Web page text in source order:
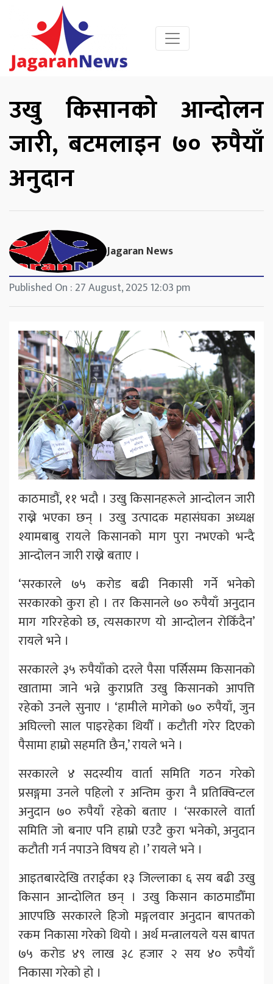
उखु किसानको आन्दोलन
जारी, बटमलाइन ७० रुपैयाँ
अनुदान
Jagaran News
Published On : 27 August, 2025 12:03 pm
काठमाडौं, ११ भदौ । उखु किसानहरूले आन्दोलन जारी
राख्ने भएका छन् । उखु उत्पादक महासंघका अध्यक्ष
श्यामबाबु रायले किसानको माग पुरा नभएको भन्दै
आन्दोलन जारी राख्ने बताए ।
‘सरकारले ७५ करोड बढी निकासी गर्ने भनेको
सरकारको कुरा हो । तर किसानले ७० रुपैयाँ अनुदान
माग गरिरहेको छ, त्यसकारण यो आन्दोलन रोकिँदैन’
रायले भने ।
सरकारले ३५ रुपैयाँको दरले पैसा पर्सिसम्म किसानको
खातामा जाने भन्ने कुराप्रति उखु किसानको आपत्ति
रहेको उनले सुनाए । ‘हामीले मागेको ७० रुपैयाँ, जुन
अघिल्लो साल पाइरहेका थियौँ । कटौती गरेर दिएको
पैसामा हाम्रो सहमति छैन,’ रायले भने ।
सरकारले ४ सदस्यीय वार्ता समिति गठन गरेको
प्रसङ्गमा उनले पहिलो र अन्तिम कुरा नै प्रतिक्विन्टल
अनुदान ७० रुपैयाँ रहेको बताए । ‘सरकारले वार्ता
समिति जो बनाए पनि हाम्रो एउटै कुरा भनेको, अनुदान
कटौती गर्न नपाउने विषय हो ।’ रायले भने ।
आइतबारदेखि तराईका १३ जिल्लाका ६ सय बढी उखु
किसान आन्दोलित छन् । उखु किसान काठमाडौँमा
आएपछि सरकारले हिजो मङ्गलवार अनुदान बापतको
रकम निकासा गरेको थियो । अर्थ मन्त्रालयले यस बापत
७५ करोड ४९ लाख ३८ हजार २ सय ४० रुपैयाँ
निकासा गरेको हो ।